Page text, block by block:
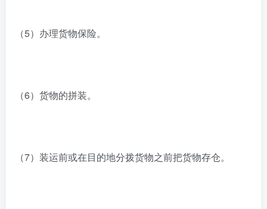
（5）办理货物保险。
（6）货物的拼装。
（7）装运前或在目的地分拨货物之前把货物存仓。